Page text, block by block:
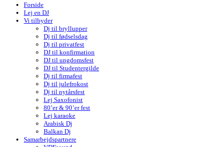
Forside
Lej en DJ
Vi tilbyder
Dj til bryllupper
Dj til fødselsdag
Dj til privatfest
DJ til konfirmation
DJ til ungdomsfest
DJ til Studentergilde
Dj til firmafest
Dj til julefrokost
Dj til nytårsfest
Lej Saxofonist
80’er & 90’er fest
Lej karaoke
Arabisk Dj
Balkan Dj
Samarbejdspartnere